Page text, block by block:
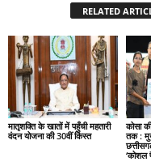
RELATED
मातृशक्ति के खातों में पहुँची महतारी
वंदन योजना की 30वीं किस्त
कोसा
तक :
‘कोशल